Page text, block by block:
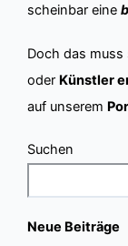
scheinbar eine
Doch das muss
oder Künstler
auf unserem
Suchen
Neue Beiträge